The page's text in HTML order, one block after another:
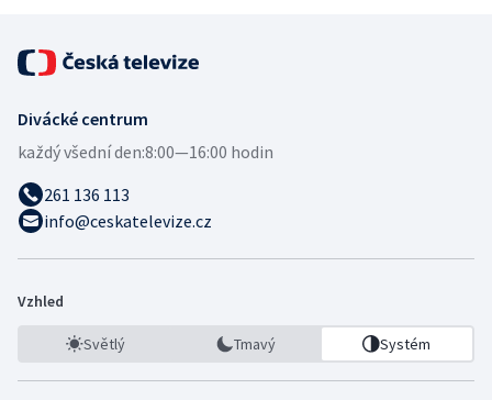
Divácké centrum
každý všední den:8:00—16:00 hodin
261 136 113
info@ceskatelevize.cz
Vzhled
Světlý Tmavý Systém